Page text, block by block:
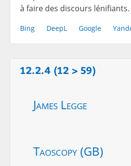
à faire des discours lénifiants.
Bing DeepL Google
12.2.4 (12 > 59)
James Legge
Taoscopy (GB)